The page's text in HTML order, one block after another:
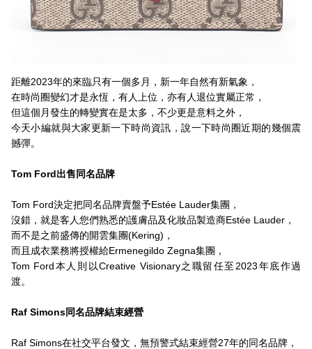
距離2023年的來臨只有一個多月，新一年自然有新氣象，
在時尚圈變幻才是永恆，有人上位，亦有人退位實屬正常，
但這個月發生的轉變實在是太多，不少更是意料之外，
今天小編就與大家更新一下時尚資訊，說一下時尚圈近期的幾個震
撼彈。
Tom Ford出售同名品牌
Tom Ford決定把同名品牌賣盤予Estée Lauder集團，
沒錯，就是客人您們熟悉的護膚品及化妝品製造商Estée Lauder，
而不是之前盛傳的開雲集團(Kering)，
而且成衣業務將授權給Ermenegildo Zegna集團，
Tom Ford本人則以Creative Visionary之職留任至2023年底作過
渡。
Raf Simons同名品牌結束經營
Raf Simons在社交平台發文，無預警式結束經營27年的同名品牌，